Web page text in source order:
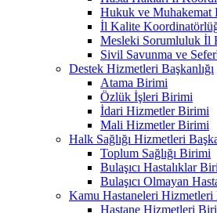
Hukuk ve Muhakemat
İl Kalite
Mesleki Sorumluluk İl
Sivil Savunma ve
Destek Hizmetleri Başkanlığı
Atama Birimi
Özlük İşleri Birimi
İdari Hizmetler Birimi
Mali Hizmetler Birimi
Halk Sağlığı Hizmetleri
Toplum Sağlığı Birimi
Bulaşıcı Hastalıklar
Bulaşıcı Olmayan
Kamu Hastaneleri Hizmetleri
Hastane Hizmetleri